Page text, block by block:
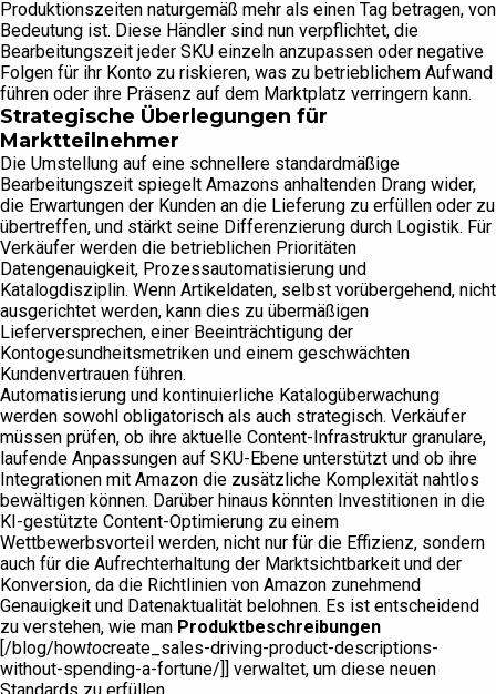
Produktionszeiten naturgemäß mehr als einen Tag betragen, von
Bedeutung ist. Diese Händler sind nun verpflichtet, die
Bearbeitungszeit jeder SKU einzeln anzupassen oder negative
Folgen für ihr Konto zu riskieren, was zu betrieblichem Aufwand
führen oder ihre Präsenz auf dem Marktplatz verringern kann.
Strategische Überlegungen für
Marktteilnehmer
Die Umstellung auf eine schnellere standardmäßige
Bearbeitungszeit spiegelt Amazons anhaltenden Drang wider,
die Erwartungen der Kunden an die Lieferung zu erfüllen oder zu
übertreffen, und stärkt seine Differenzierung durch Logistik. Für
Verkäufer werden die betrieblichen Prioritäten
Datengenauigkeit, Prozessautomatisierung und
Katalogdisziplin. Wenn Artikeldaten, selbst vorübergehend, nicht
ausgerichtet werden, kann dies zu übermäßigen
Lieferversprechen, einer Beeinträchtigung der
Kontogesundheitsmetriken und einem geschwächten
Kundenvertrauen führen.
Automatisierung und kontinuierliche Katalogüberwachung
werden sowohl obligatorisch als auch strategisch. Verkäufer
müssen prüfen, ob ihre aktuelle Content-Infrastruktur granulare,
laufende Anpassungen auf SKU-Ebene unterstützt und ob ihre
Integrationen mit Amazon die zusätzliche Komplexität nahtlos
bewältigen können. Darüber hinaus könnten Investitionen in die
KI-gestützte Content-Optimierung zu einem
Wettbewerbsvorteil werden, nicht nur für die Effizienz, sondern
auch für die Aufrechterhaltung der Marktsichtbarkeit und der
Konversion, da die Richtlinien von Amazon zunehmend
Genauigkeit und Datenaktualität belohnen. Es ist entscheidend
zu verstehen, wie man Produktbeschreibungen
[/blog/howtocreate_sales-driving-product-descriptions-
without-spending-a-fortune/]] verwaltet, um diese neuen